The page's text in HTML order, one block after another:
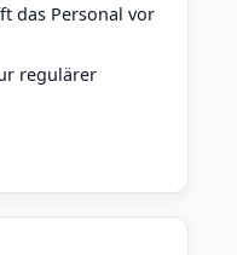
das Personal vor
regulärer